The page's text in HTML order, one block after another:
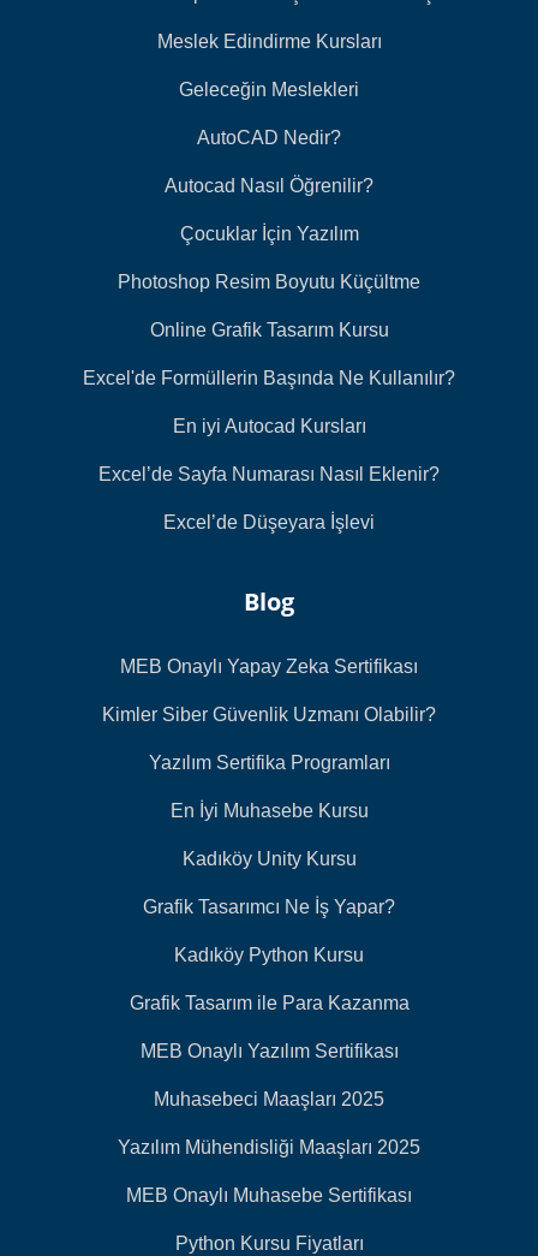
Meslek Edindirme Kursları
Geleceğin Meslekleri
AutoCAD Nedir?
Autocad Nasıl Öğrenilir?
Çocuklar İçin Yazılım
Photoshop Resim Boyutu Küçültme
Online Grafik Tasarım Kursu
Excel'de Formüllerin Başında Ne Kullanılır?
En iyi Autocad Kursları
Excel’de Sayfa Numarası Nasıl Eklenir?
Excel’de Düşeyara İşlevi
Blog
MEB Onaylı Yapay Zeka Sertifikası
Kimler Siber Güvenlik Uzmanı Olabilir?
Yazılım Sertifika Programları
En İyi Muhasebe Kursu
Kadıköy Unity Kursu
Grafik Tasarımcı Ne İş Yapar?
Kadıköy Python Kursu
Grafik Tasarım ile Para Kazanma
MEB Onaylı Yazılım Sertifikası
Muhasebeci Maaşları 2025
Yazılım Mühendisliği Maaşları 2025
MEB Onaylı Muhasebe Sertifikası
Python Kursu Fiyatları